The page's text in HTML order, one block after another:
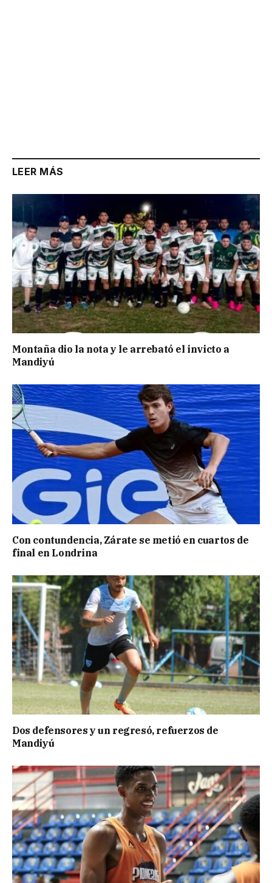
LEER MÁS
Montaña dio la nota y le arrebató el invicto a
Mandiyú
Con contundencia, Zárate se metió en cuartos de
final en Londrina
Dos defensores y un regresó, refuerzos de
Mandiyú